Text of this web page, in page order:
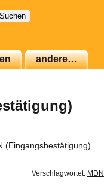
andere…
(Eingangsbestätigung)
Verschlagwortet: MDN